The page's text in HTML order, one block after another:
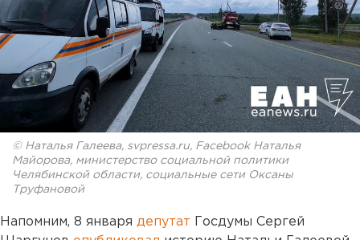
© Наталья Галеева, svpressa.ru, Facebook Наталья
Майорова, министерство социальной политики
Челябинской области, социальные сети Оксаны
Труфановой
Напомним, 8 января депутат Госдумы Сергей